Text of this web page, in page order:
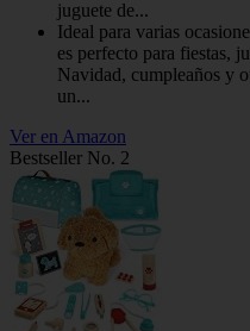
juguete de...
Ideal para varias
es perfecto para fiestas,
Navidad, cumpleaños y
un...
Ver en Amazon
Bestseller No. 2